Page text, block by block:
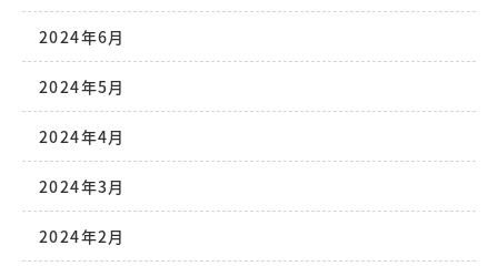
2024年6月
2024年5月
2024年4月
2024年3月
2024年2月